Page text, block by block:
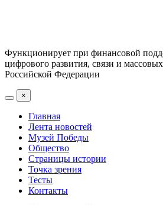
Функционирует при финансовой
цифрового развития, связи и
Российской Федерации
×
Главная
Лента новостей
Музей Победы
Общество
Страницы истории
Точка зрения
Тесты
Контакты